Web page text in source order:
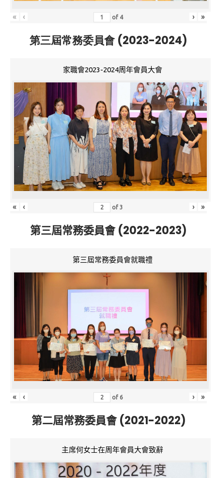
« ‹ of 4 › »
第三屆常務委員會 (2023-2024)
家職會2023-2024周年會員大會
« ‹ of3 › »
第三屆常務委員會 (2022-2023)
第三屆常務委員會就職禮
« ‹ of 6 › »
第二屆常務委員會 (2021-2022)
主席何女士在周年會員大會致辭